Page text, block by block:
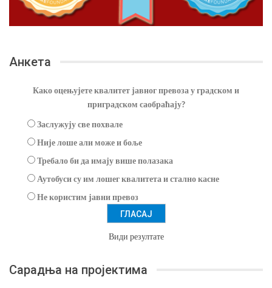
Анкета
Како оцењујете квалитет јавног превоза у градском и
приградском саобраћају?
Заслужују све похвале
Није лоше али може и боље
Требало би да имају више полазака
Аутобуси су им лошег квалитета и стално касне
Не користим јавни превоз
Види резултате
Сарадња на пројектима